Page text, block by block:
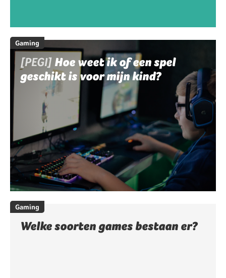
Gaming
[PEGI] Hoe weet ik of een spel
geschikt is voor mijn kind?
Gaming
Welke soorten games bestaan er?